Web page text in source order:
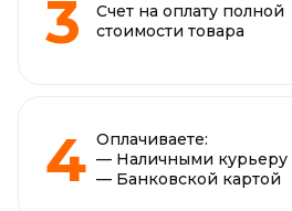
Счет на оплату полной
стоимости товара
Оплачиваете:
— Наличными курьеру
— Банковской картой